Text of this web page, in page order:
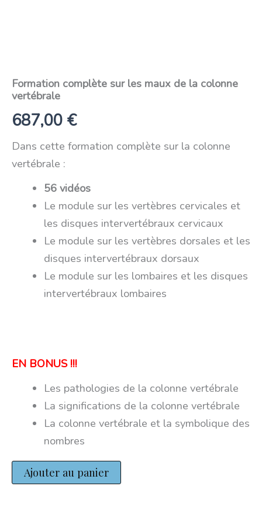
Formation complète sur les maux de la colonne
vertébrale
687,00 €
Dans cette formation complète sur la colonne
vertébrale :
56 vidéos
Le module sur les vertèbres cervicales et
les disques intervertébraux cervicaux
Le module sur les vertèbres dorsales et les
disques intervertébraux dorsaux
Le module sur les lombaires et les disques
intervertébraux lombaires
EN BONUS !!!
Les pathologies de la colonne vertébrale
La significations de la colonne vertébrale
La colonne vertébrale et la symbolique des
nombres
Ajouter au panier